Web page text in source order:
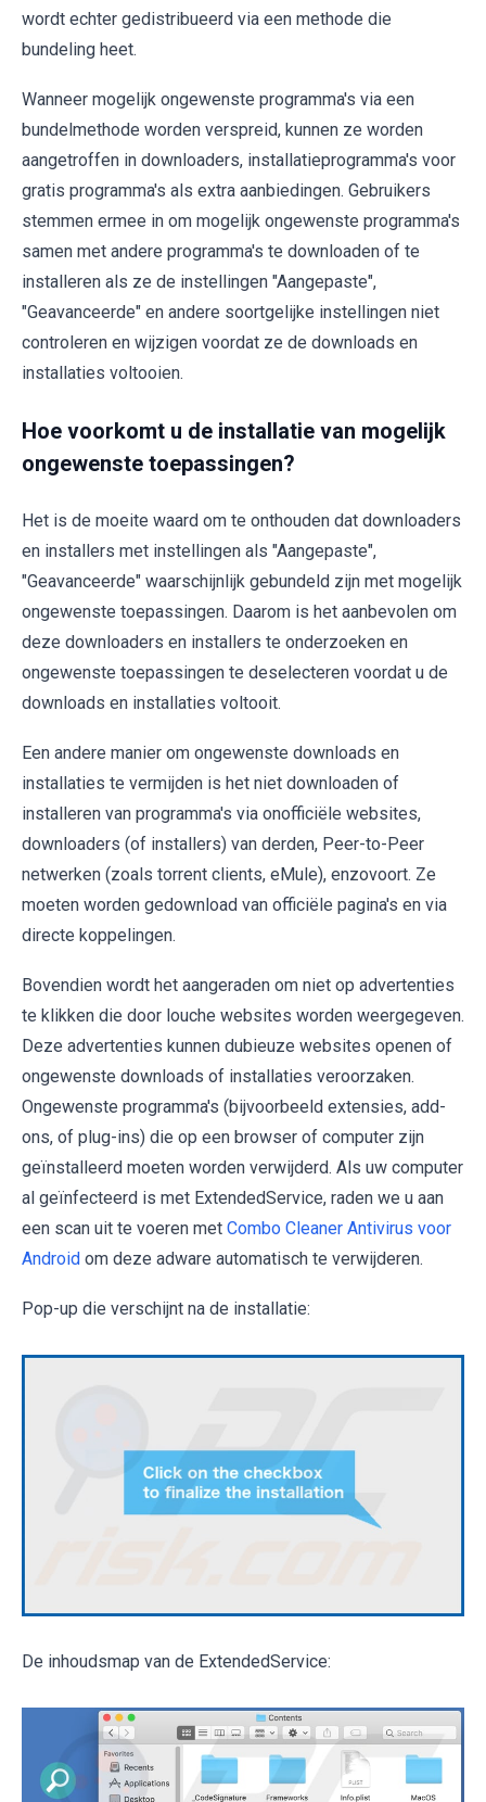
wordt echter gedistribueerd via een methode die
bundeling heet.
Wanneer mogelijk ongewenste programma's via een
bundelmethode worden verspreid, kunnen ze worden
aangetroffen in downloaders, installatieprogramma's voor
gratis programma's als extra aanbiedingen. Gebruikers
stemmen ermee in om mogelijk ongewenste programma's
samen met andere programma's te downloaden of te
installeren als ze de instellingen "Aangepaste",
"Geavanceerde" en andere soortgelijke instellingen niet
controleren en wijzigen voordat ze de downloads en
installaties voltooien.
Hoe voorkomt u de installatie van mogelijk
ongewenste toepassingen?
Het is de moeite waard om te onthouden dat downloaders
en installers met instellingen als "Aangepaste",
"Geavanceerde" waarschijnlijk gebundeld zijn met mogelijk
ongewenste toepassingen. Daarom is het aanbevolen om
deze downloaders en installers te onderzoeken en
ongewenste toepassingen te deselecteren voordat u de
downloads en installaties voltooit.
Een andere manier om ongewenste downloads en
installaties te vermijden is het niet downloaden of
installeren van programma's via onofficiële websites,
downloaders (of installers) van derden, Peer-to-Peer
netwerken (zoals torrent clients, eMule), enzovoort. Ze
moeten worden gedownload van officiële pagina's en via
directe koppelingen.
Bovendien wordt het aangeraden om niet op advertenties
te klikken die door louche websites worden weergegeven.
Deze advertenties kunnen dubieuze websites openen of
ongewenste downloads of installaties veroorzaken.
Ongewenste programma's (bijvoorbeeld extensies, add-
ons, of plug-ins) die op een browser of computer zijn
geïnstalleerd moeten worden verwijderd. Als uw computer
al geïnfecteerd is met ExtendedService, raden we u aan
een scan uit te voeren met Combo Cleaner Antivirus voor
Android om deze adware automatisch te verwijderen.
Pop-up die verschijnt na de installatie:
De inhoudsmap van de ExtendedService: